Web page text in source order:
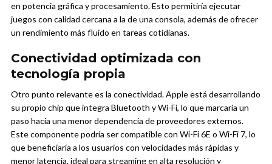
en potencia gráfica y procesamiento. Esto permitiría ejecutar
juegos con calidad cercana a la de una consola, además de ofrecer
un rendimiento más fluido en tareas cotidianas.
Conectividad optimizada con
tecnología propia
Otro punto relevante es la conectividad. Apple está desarrollando
su propio chip que integra Bluetooth y Wi-Fi, lo que marcaría un
paso hacia una menor dependencia de proveedores externos.
Este componente podría ser compatible con Wi-Fi 6E o Wi-Fi 7, lo
que beneficiaría a los usuarios con velocidades más rápidas y
menor latencia, ideal para streaming en alta resolución y